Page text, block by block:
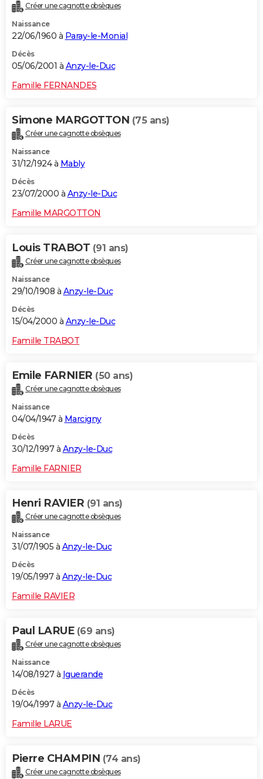
Créer une cagnotte obsèques
Naissance
22/06/1960 à Paray-le-Monial
Décès
05/06/2001 à Anzy-le-Duc
Famille FERNANDES
Simone MARGOTTON (75 ans)
Créer une cagnotte obsèques
Naissance
31/12/1924 à Mably
Décès
23/07/2000 à Anzy-le-Duc
Famille MARGOTTON
Louis TRABOT (91 ans)
Créer une cagnotte obsèques
Naissance
29/10/1908 à Anzy-le-Duc
Décès
15/04/2000 à Anzy-le-Duc
Famille TRABOT
Emile FARNIER (50 ans)
Créer une cagnotte obsèques
Naissance
04/04/1947 à Marcigny
Décès
30/12/1997 à Anzy-le-Duc
Famille FARNIER
Henri RAVIER (91 ans)
Créer une cagnotte obsèques
Naissance
31/07/1905 à Anzy-le-Duc
Décès
19/05/1997 à Anzy-le-Duc
Famille RAVIER
Paul LARUE (69 ans)
Créer une cagnotte obsèques
Naissance
14/08/1927 à Iguerande
Décès
19/04/1997 à Anzy-le-Duc
Famille LARUE
Pierre CHAMPIN (74 ans)
Créer une cagnotte obsèques